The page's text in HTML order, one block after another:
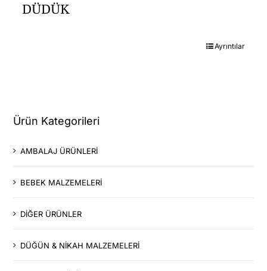
DÜDÜK
Ayrıntılar
Ürün Kategorileri
AMBALAJ ÜRÜNLERİ
BEBEK MALZEMELERİ
DİĞER ÜRÜNLER
DÜĞÜN & NİKAH MALZEMELERİ